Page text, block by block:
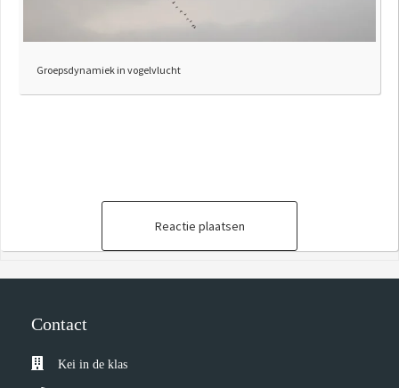
Groepsdynamiek in vogelvlucht
Reactie plaatsen
Contact
Kei in de klas